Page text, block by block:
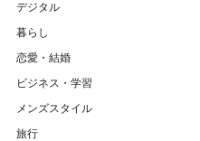
デジタル
暮らし
恋愛・結婚
ビジネス・学習
メンズスタイル
旅行